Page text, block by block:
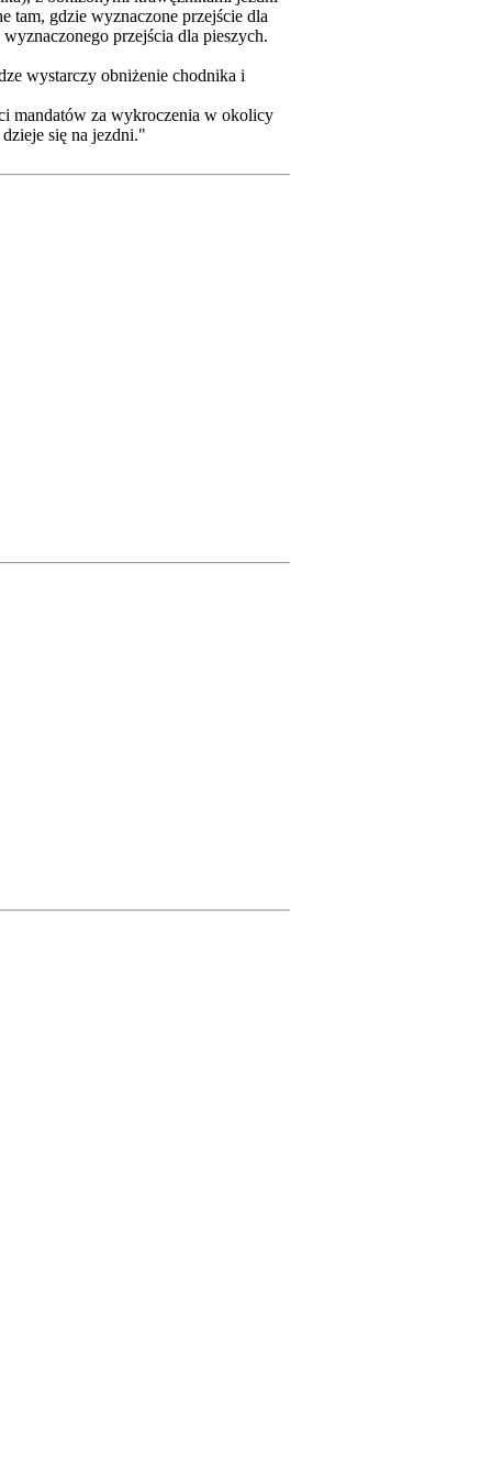
tam, gdzie wyznaczone przejście dla
przejścia dla pieszych.
wystarczy obniżenie chodnika i
mandatów za wykroczenia w okolicy
się na jezdni."